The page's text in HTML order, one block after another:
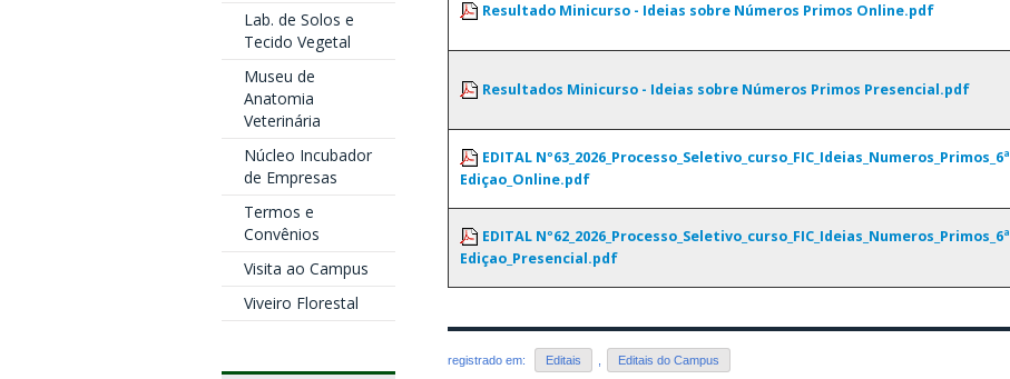
Lab. de Solos e
Tecido Vegetal
Museu de
Anatomia
Veterinária
Núcleo Incubador
de Empresas
Termos e
Convênios
Visita ao Campus
Viveiro Florestal
Resultado Minicurso - Ideias sobre Números Primos Online.pdf
Resultados Minicurso - Ideias sobre Números Primos Presencial.pdf
EDITAL Nº63_2026_Processo_Seletivo_curso_FIC_Ideias_Numeros_Primos_6ª
Ediçao_Online.pdf
EDITAL Nº62_2026_Processo_Seletivo_curso_FIC_Ideias_Numeros_Primos_6ª
Ediçao_Presencial.pdf
registrado em: Editais Editais do Campus